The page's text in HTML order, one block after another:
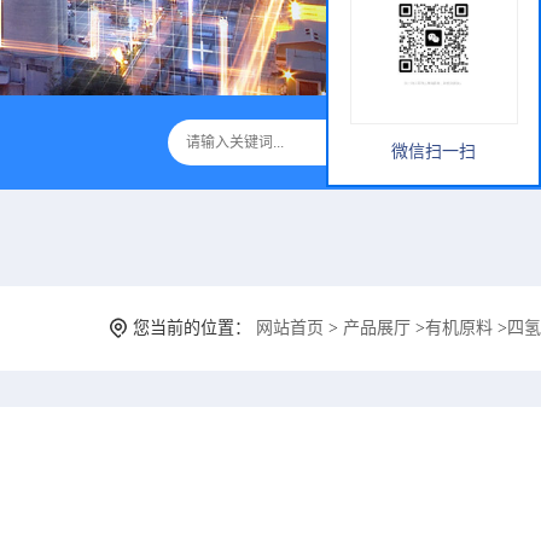
您当前的位置： 网站首页 > 产品展厅 >有机原料 > 四
微信扫一扫